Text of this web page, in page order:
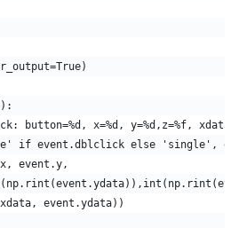
button=%d, x=%d, y=%d,z=%f,
if event.dblclick else 'single',
event.y,
event.ydata))